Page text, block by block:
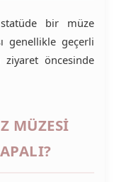
bir müze
genellikle geçerli
öncesinde
MÜZESI